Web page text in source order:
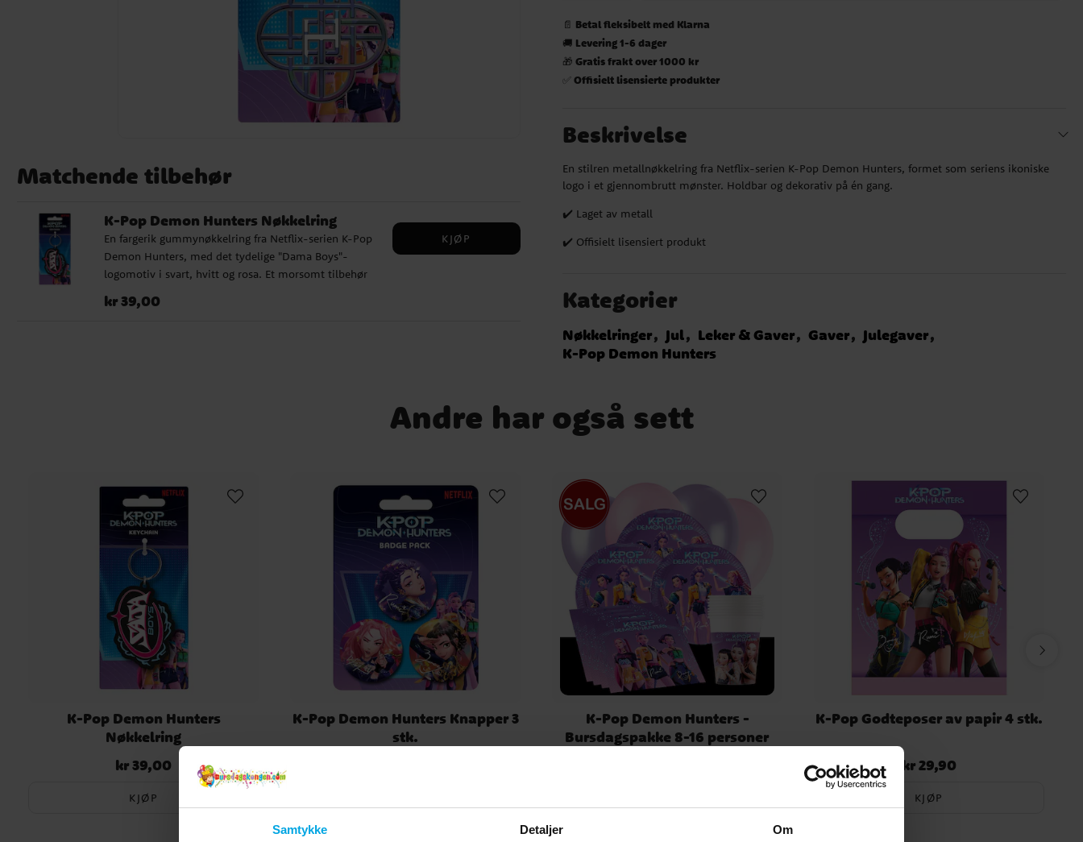
Samtykke Detaljer Om
Matchende tilbehør
K-Pop Demon Hunters Nøkkelring
En fargerik gummynøkkelring fra Netflix-serien K-Pop
Demon Hunters, med det tydelige "Dama Boys"-
logomotiv i svart, hvitt og rosa. Et morsomt tilbehør
Offisielt lisensiert produkt
Pris:kr 39,00
kr 39,00
KJØP
📄 Betal fleksibelt med Klarna
🚚 Levering 1-6 dager
🎁Gratis frakt over 1000 kr
✅Offisielt lisensierte produkter
Beskrivelse
En stilren metallnøkkelring fra Netflix-serien K-Pop Demon Hunters, formet som seriens ikoniske
logo i et gjennombrutt mønster. Holdbar og dekorativ på én gang.
✔️ Laget av metall
✔️ Offisielt lisensiert produkt
Kategorier
Nøkkelringer Jul Leker & Gaver Gaver
Julegaver
K-Pop Demon Hunters
Andre har også sett
K-Pop Demon Hunters
Nøkkelring
Pris :kr 39,00
kr 39,00
KJØP
K-Pop Demon Hunters Knapper 3
stk.
K-Pop Demon Hunters -
Bursdagspakke 8-16 personer
K-Pop Godteposer av papir 4 stk.
Pris :kr 29,90
kr 29,90
KJØP